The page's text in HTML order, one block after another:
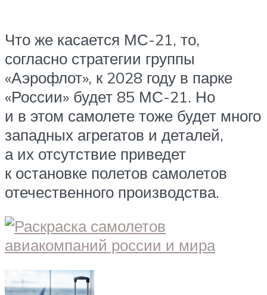
Что же касается МС-21, то,
согласно стратегии группы
«Аэрофлот», к 2028 году в парке
«России» будет 85 МС-21. Но
и в этом самолете тоже будет много
западных агрегатов и деталей,
а их отсутствие приведет
к остановке полетов самолетов
отечественного производства.